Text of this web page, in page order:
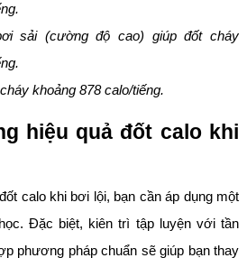
sải (cường độ cao) giúp đốt cháy
khoảng 878 calo/tiếng.
hiệu quả đốt calo khi
calo khi bơi lội, bạn cần áp dụng một
Đặc biệt, kiên trì tập luyện với tần
phương pháp chuẩn sẽ giúp bạn thay